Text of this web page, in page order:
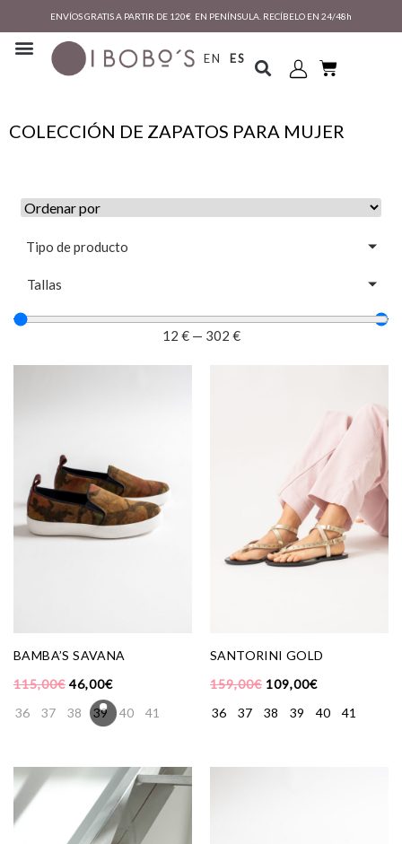
ENVÍOS GRATIS A PARTIR DE 120€ EN PENÍNSULA. RECÍBELO EN 24/48h
EN ES
COLECCIÓN DE ZAPATOS PARA MUJER
Tipo de producto
Tallas
12 €— 302 €
BAMBA’S SAVANA
115,00€ 46,00€
36
37 38 39 40 41
SANTORINI GOLD
159,00€ 109,00€
36
37 38 39 40 41